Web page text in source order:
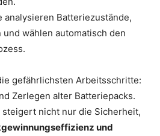
Batteriezustände,
wählen automatisch den
gefährlichsten Arbeitsschritte:
Zerlegen alter Batteriepacks.
nicht nur die Sicherheit,
und